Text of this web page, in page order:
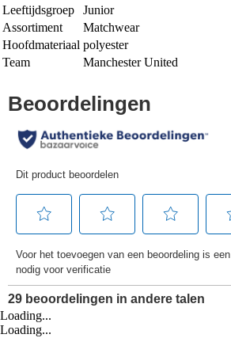
Leeftijdsgroep
Junior
Assortiment
Matchwear
Hoofdmateriaal polyester
Team
Manchester United
Loading...
Loading...